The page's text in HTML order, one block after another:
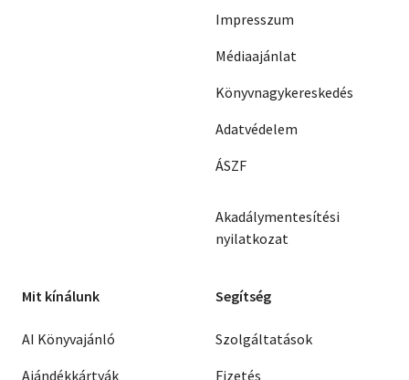
Impresszum
Médiaajánlat
Könyvnagykereskedés
Adatvédelem
ÁSZF
Akadálymentesítési
nyilatkozat
Mit kínálunk
AI Könyvajánló
Ajándékkártyák
Segítség
Szolgáltatások
Fizetés